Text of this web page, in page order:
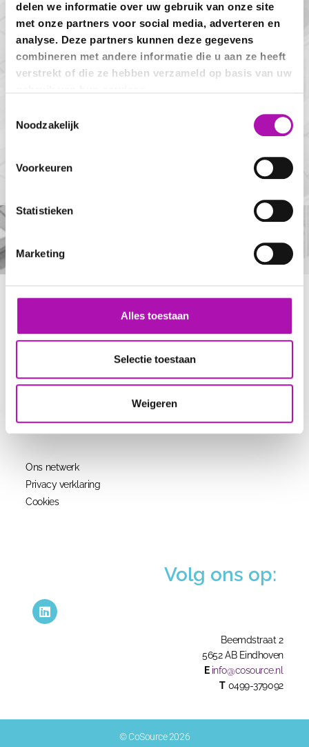
delen we informatie over uw gebruik van onze site
met onze partners voor social media, adverteren en
analyse. Deze partners kunnen deze gegevens
combineren met andere informatie die u aan ze heeft
verstrekt of die ze hebben verzameld op basis van uw
Noodzakelijk
Voorkeuren
Statistieken
Marketing
Alles toestaan
Selectie toestaan
Weigeren
Naam
E-mailadres
Ons netwerk
Privacy verklaring
Cookies
Volg ons op:
Beemdstraat 2
5652 AB Eindhoven
E info@cosource.nl
T 0499-379092
© CoSource 2026